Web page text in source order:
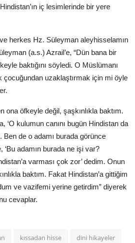
iç lesimlerinde bir yere
herkes Hz. Süleyman aleyhisselamın
(a.s.) Azrail’e, “Dün bana bir
baktığını söyledi. O Müslümanı
çocuğundan uzaklaştırmak için mi öyle
ona öfkeyle değil, şaşkınlıkla baktım.
‘O kulumun canını bugün Hindistan da
Ben de o adamı burada görünce
‘Bu adamın burada ne işi var?
varması çok zor’ dedim. Onun
baktım. Fakat Hindistan’a gittiğim
ve vazifemi yerine getirdim” diyerek
cevaplar.
kıssadan hisse dini hikayeler